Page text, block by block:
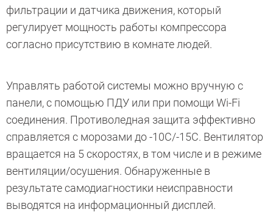
фильтрации и датчика движения, который
регулирует мощность работы компрессора
согласно присутствию в комнате людей.
Управлять работой системы можно вручную с
панели, с помощью ПДУ или при помощи Wi-Fi
соединения. Противоледная защита эффективно
справляется с морозами до -10С/-15С. Вентилятор
вращается на 5 скоростях, в том числе и в режиме
вентиляции/осушения. Обнаруженные в
результате самодиагностики неисправности
выводятся на информационный дисплей.